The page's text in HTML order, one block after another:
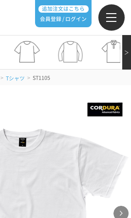
追加注文はこちら
会員登録 / ログイン
＞
> Tシャツ > ST1105